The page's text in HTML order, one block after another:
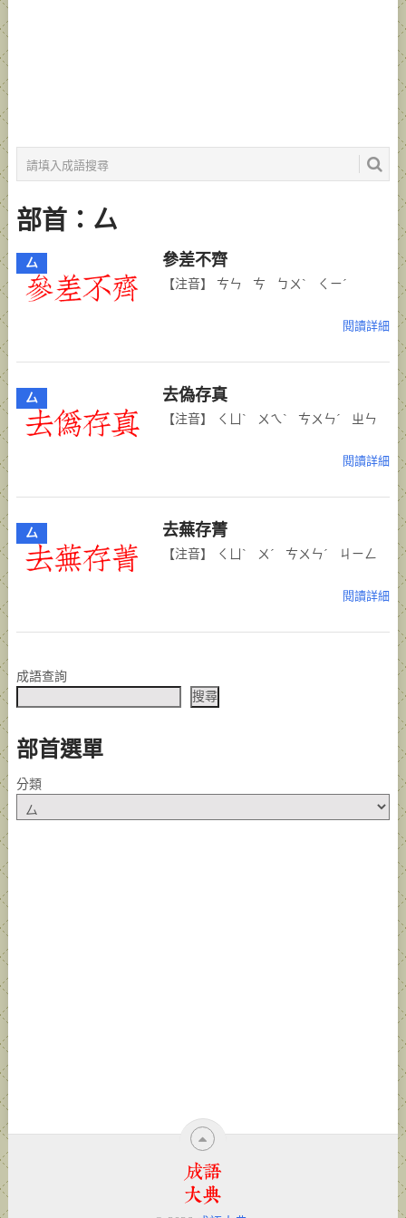
部首：厶
厶 參差不齊
【注音】 ㄘㄣ ㄘ ㄅㄨˋ ㄑㄧˊ
閱讀詳細
厶 去偽存真
【注音】 ㄑㄩˋ ㄨㄟˋ ㄘㄨㄣˊ ㄓㄣ
閱讀詳細
厶 去蕪存菁
【注音】 ㄑㄩˋ ㄨˊ ㄘㄨㄣˊ ㄐㄧㄥ
閱讀詳細
POSTS
成語查詢
搜尋
部首選單
分類